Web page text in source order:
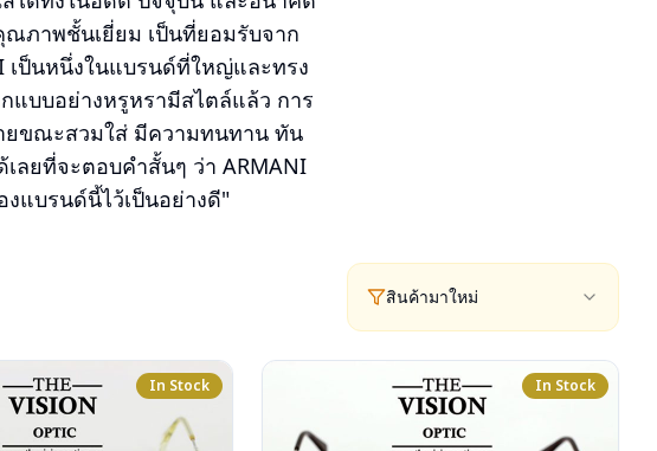
ภาพชั้นเยี่ยม เป็นที่ยอมรับจาก
เป็นหนึ่งในแบรนด์ที่ใหญ่และทรง
บบอย่างหรูหรามีสไตล์แล้ว การ
ยขณะสวมใส่ มีความทนทาน ทัน
ลยที่จะตอบคำสั้นๆ ว่า ARMANI
แบรนด์นี้ไว้เป็นอย่างดี"
สินค้ามาใหม่
In Stock In Stock